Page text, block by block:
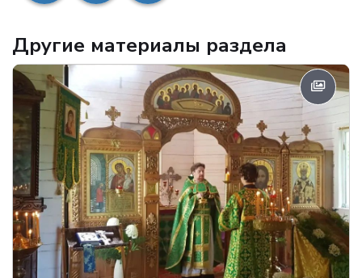
Другие материалы раздела